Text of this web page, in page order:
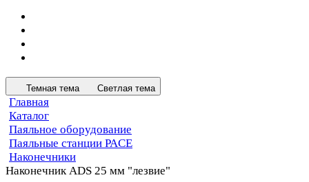
Темная тема Светлая тема
Главная
Каталог
Паяльное оборудование
Паяльные станции PACE
Наконечники
Наконечник ADS 25 мм "лезвие"